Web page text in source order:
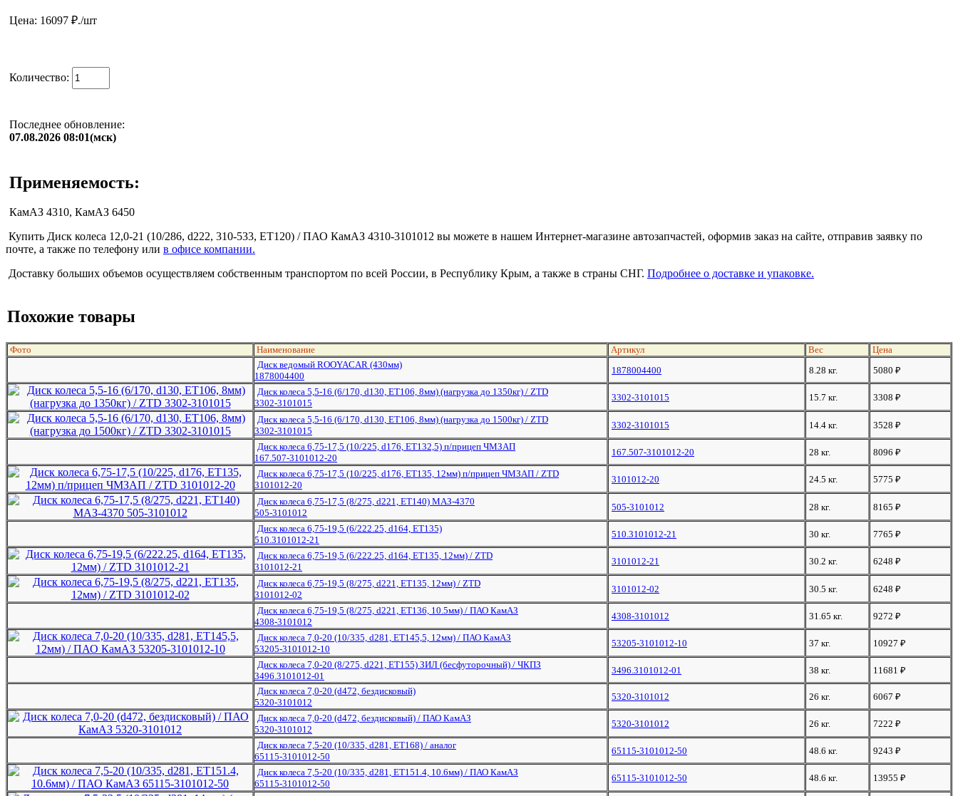
Цена: 16097 ₽./шт
Количество:
Последнее обновление:
07.08.2026 08:01(мск)
Применяемость:
КамАЗ 4310, КамАЗ 6450
Купить Диск колеса 12,0-21 (10/286, d222, 310-533, ЕТ120) / ПАО КамАЗ 4310-3101012 вы можете в нашем Интернет-магазине автозапчастей, оформив заказ на сайте, отправив заявку по
почте, а также по телефону или в офисе компании.
Доставку больших объемов осуществляем собственным транспортом по всей России, в Республику Крым, а также в страны СНГ. Подробнее о доставке и упаковке.
Похожие товары
Фото Наименование Артикул Вес
Цена
Диск ведомый ROOYACAR (430мм)
1878004400
1878004400 8.28 кг. 5080 ₽
Диск колеса 5,5-16 (6/170, d130, ET106, 8мм) (нагрузка до 1350кг) / ZTD
3302-3101015
3302-3101015 15.7 кг. 3308 ₽
Диск колеса 5,5-16 (6/170, d130, ET106, 8мм) (нагрузка до 1500кг) / ZTD
3302-3101015
3302-3101015 14.4 кг. 3528 ₽
Диск колеса 6,75-17,5 (10/225, d176, ET132,5) п/прицеп ЧМЗАП
167.507-3101012-20
167.507-3101012-20 28 кг. 8096 ₽
Диск колеса 6,75-17,5 (10/225, d176, ET135, 12мм) п/прицеп ЧМЗАП / ZTD
3101012-20
3101012-20 24.5 кг. 5775 ₽
Диск колеса 6,75-17,5 (8/275, d221, ET140) МАЗ-4370
505-3101012
505-3101012 28 кг. 8165 ₽
Диск колеса 6,75-19,5 (6/222.25, d164, ET135)
510.3101012-21
510.3101012-21 30 кг. 7765 ₽
Диск колеса 6,75-19,5 (6/222.25, d164, ET135, 12мм) / ZTD
3101012-21
3101012-21 30.2 кг. 6248 ₽
Диск колеса 6,75-19,5 (8/275, d221, ET135, 12мм) / ZTD
3101012-02
3101012-02 30.5 кг. 6248 ₽
Диск колеса 6,75-19,5 (8/275, d221, ЕТ136, 10.5мм) / ПАО КамАЗ
4308-3101012
4308-3101012 31.65 кг. 9272 ₽
Диск колеса 7,0-20 (10/335, d281, ET145,5, 12мм) / ПАО КамАЗ
53205-3101012-10
53205-3101012-10 37 кг. 10927 ₽
Диск колеса 7,0-20 (8/275, d221, ЕТ155) ЗИЛ (бесфуторочный) / ЧКПЗ
3496.3101012-01
3496.3101012-01 38 кг. 11681 ₽
Диск колеса 7,0-20 (d472, бездисковый)
5320-3101012
5320-3101012 26 кг. 6067 ₽
Диск колеса 7,0-20 (d472, бездисковый) / ПАО КамАЗ
5320-3101012
5320-3101012 26 кг. 7222 ₽
Диск колеса 7,5-20 (10/335, d281, ET168) / аналог
65115-3101012-50
65115-3101012-50 48.6 кг. 9243 ₽
Диск колеса 7,5-20 (10/335, d281, ЕТ151.4, 10.6мм) / ПАО КамАЗ
65115-3101012-50
65115-3101012-50 48.6 кг. 13955 ₽